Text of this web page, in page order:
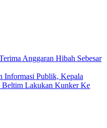
Anggaran Hibah Sebesar
Informasi Publik, Kepala
Beltim Lakukan Kunker Ke